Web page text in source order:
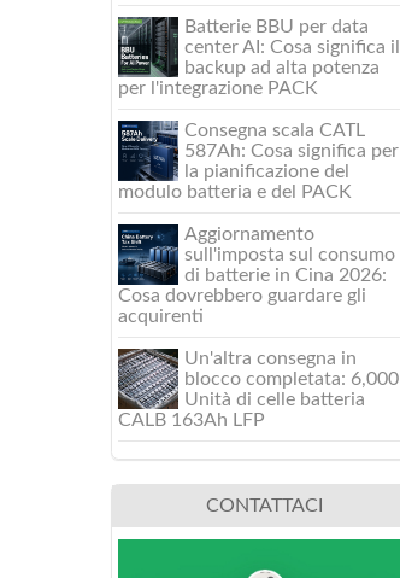
Batterie BBU per data
center AI: Cosa significa il
backup ad alta potenza
per l'integrazione PACK
Consegna scala CATL
587Ah: Cosa significa per
la pianificazione del
modulo batteria e del PACK
Aggiornamento
sull'imposta sul consumo
di batterie in Cina 2026:
Cosa dovrebbero guardare gli
acquirenti
Un'altra consegna in
blocco completata: 6,000
Unità di celle batteria
CALB 163Ah LFP
CONTATTACI